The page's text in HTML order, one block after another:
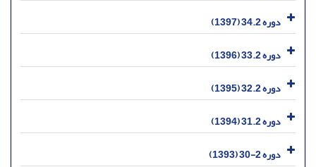
دوره 34.2 (1397)
دوره 33.2 (1396)
دوره 32.2 (1395)
دوره 31.2 (1394)
دوره 2-30 (1393)